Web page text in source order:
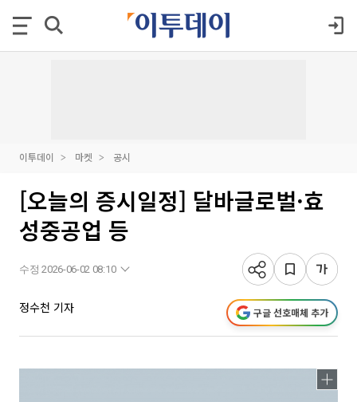
이투데이 마켓 공시
[오늘의 증시일정] 달바글로벌·효
성중공업 등
수정 2026-06-02 08:10
정수천 기자 구글 선호매체 추가